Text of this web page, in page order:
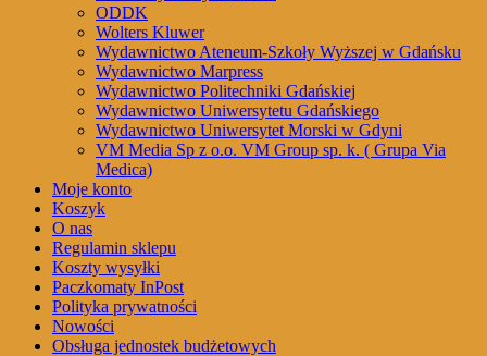
ODDK
Wolters Kluwer
Wydawnictwo Ateneum-Szkoły Wyższej w Gdańsku
Wydawnictwo Marpress
Wydawnictwo Politechniki Gdańskiej
Wydawnictwo Uniwersytetu Gdańskiego
Wydawnictwo Uniwersytet Morski w Gdyni
VM Media Sp z o.o. VM Group sp. k. ( Grupa Via
Medica)
Moje konto
Koszyk
O nas
Regulamin sklepu
Koszty wysyłki
Paczkomaty InPost
Polityka prywatności
Nowości
Obsługa jednostek budżetowych